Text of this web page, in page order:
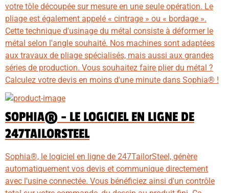
votre tôle découpée sur mesure en une seule opération. Le
pliage est également appelé « cintrage » ou « bordage ».
Cette technique d'usinage du métal consiste à déformer le
métal selon l'angle souhaité. Nos machines sont adaptées
aux travaux de pliage spécialisés, mais aussi aux grandes
séries de production. Vous souhaitez faire plier du métal ?
Calculez votre devis en moins d'une minute dans Sophia® !
SOPHIA® - LE LOGICIEL EN LIGNE DE
247TAILORSTEEL
Sophia®, le logiciel en ligne de 247TailorSteel, génère
automatiquement vos devis et communique directement
avec l'usine connectée. Vous bénéficiez ainsi d'un contrôle